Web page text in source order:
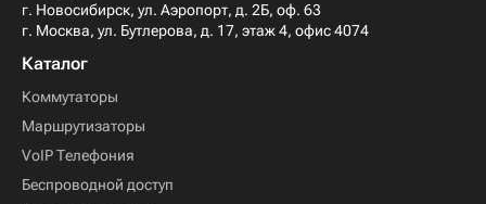
г. Новосибирск, ул. Аэропорт, д. 2Б, оф. 63
г. Москва, ул. Бутлерова, д. 17, этаж 4, офис 4074
Каталог
Коммутаторы
Маршрутизаторы
VoIP Телефония
Беспроводной доступ